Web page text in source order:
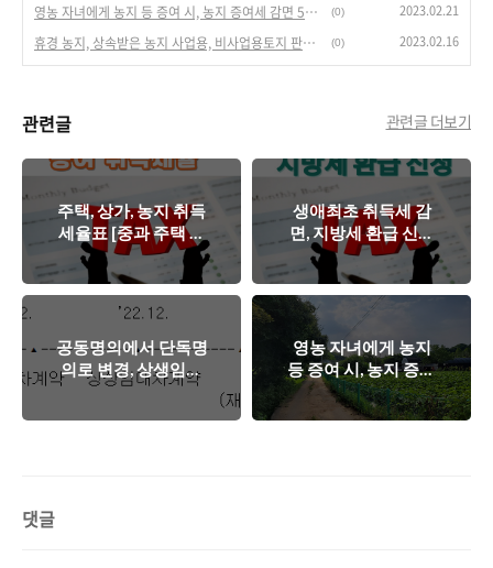
영농 자녀에게 농지 등 증여 시, 농지 증여세 감면 5년간 1억원, [영농상속공제] (0) 2023.02.21
휴경 농지, 상속받은 농지 사업용, 비사업용토지 판단 기준, 양도세율 +10% 중과[주택 부수토지] (0) 2023.02.16
관련글 관련글 더보기
주택, 상가, 농지 취득
세율표 [중과 주택 농
특세, 지방교육세 합
산 세율]
생애최초 취득세 감
면, 지방세 환급 신청
방법[위택스, 이택스]
공동명의에서 단독명
의로 변경, 상생임대
인 조건 양도세 비과
영농 자녀에게 농지
등 증여 시, 농지 증여
세 감면 5년간 1억원,
[영농상속공제]
댓글